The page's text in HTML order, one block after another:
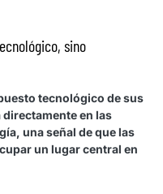
sino
tecnológico de sus
en las
una señal de que las
un lugar central en